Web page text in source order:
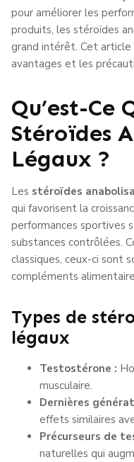
pour améliorer les
produits, les stéroïdes
grand intérêt. Cet
avantages et les
Qu’est-Ce
Stéroïdes
Légaux ?
Les stéroïdes
qui favorisent la
performances sportives
substances contrôlées.
classiques, ceux-ci sont
compléments
Types de
légaux
Testostérone :
musculaire.
Dernières
effets similaires
Précurseurs de
naturelles qui